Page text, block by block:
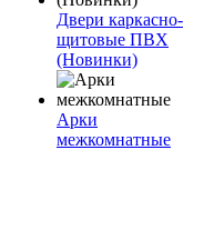
Двери каркасно-
щитовые ПВХ
(Новинки)
Арки
межкомнатные